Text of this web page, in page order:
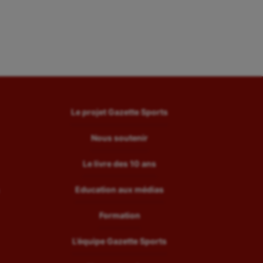
Le projet Gazette Sports
Nous soutenir
Le livre des 10 ans
Education aux médias
Formation
L’équipe Gazette Sports